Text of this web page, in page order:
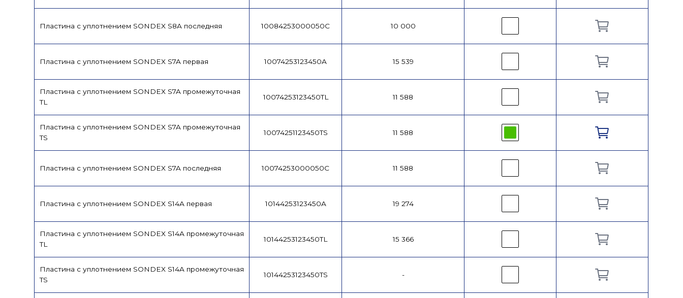
Пластина с уплотнением SONDEX S8A последняя 10084253000050C 10 000
Пластина с уплотнением SONDEX S7A первая 10074253123450A 15 539
Пластина с уплотнением SONDEX S7A промежуточная
TL
10074253123450TL 11 588
Пластина с уплотнением SONDEX S7A промежуточная
TS
10074251123450TS 11 588
Пластина с уплотнением SONDEX S7A последняя 10074253000050C 11 588
Пластина с уплотнением SONDEX S14A первая 10144253123450A 19 274
Пластина с уплотнением SONDEX S14A промежуточная
TL
10144253123450TL 15 366
Пластина с уплотнением SONDEX S14A промежуточная
TS
10144253123450TS -